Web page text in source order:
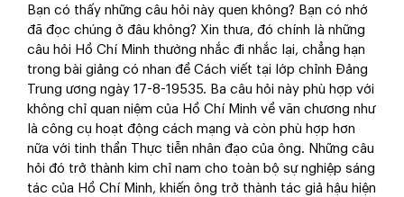
Bạn có thấy những câu hỏi này quen không? Bạn có nhớ
đã đọc chúng ở đâu không? Xin thưa, đó chính là những
câu hỏi Hồ Chí Minh thường nhắc đi nhắc lại, chẳng hạn
trong bài giảng có nhan đề Cách viết tại lớp chỉnh Đảng
Trung ương ngày 17-8-19535. Ba câu hỏi này phù hợp với
không chỉ quan niệm của Hồ Chí Minh về văn chương như
là công cụ hoạt động cách mạng và còn phù hợp hơn
nữa với tinh thần Thực tiễn nhân đạo của ông. Những câu
hỏi đó trở thành kim chỉ nam cho toàn bộ sự nghiệp sáng
tác của Hồ Chí Minh, khiến ông trở thành tác giả hậu hiện